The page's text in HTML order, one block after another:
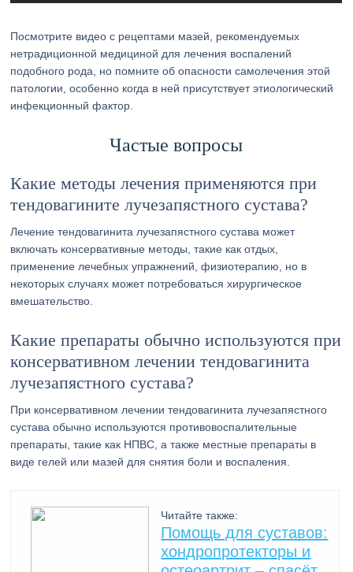
Посмотрите видео с рецептами мазей, рекомендуемых
нетрадиционной медициной для лечения воспалений
подобного рода, но помните об опасности самолечения этой
патологии, особенно когда в ней присутствует этиологический
инфекционный фактор.
Частые вопросы
Какие методы лечения применяются при
тендовагините лучезапястного сустава?
Лечение тендовагинита лучезапястного сустава может
включать консервативные методы, такие как отдых,
применение лечебных упражнений, физиотерапию, но в
некоторых случаях может потребоваться хирургическое
вмешательство.
Какие препараты обычно используются при
консервативном лечении тендовагинита
лучезапястного сустава?
При консервативном лечении тендовагинита лучезапястного
сустава обычно используются противовоспалительные
препараты, такие как НПВС, а также местные препараты в
виде гелей или мазей для снятия боли и воспаления.
Читайте также:
Помощь для суставов:
хондропротекторы и